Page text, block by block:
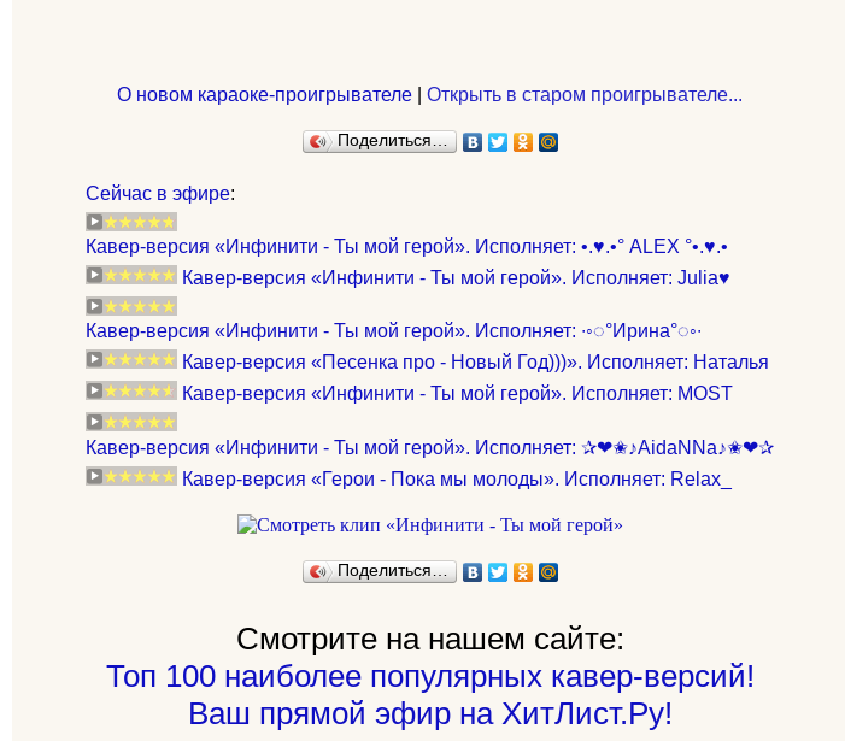
О новом караоке-проигрывателе |Открыть в старом проигрывателе...
Поделиться…
Сейчас в эфире:
Кавер-версия «Инфинити - Ты мой герой». Исполняет: •.♥.•° ALEX °•.♥.•
Кавер-версия «Инфинити - Ты мой герой». Исполняет: Julia♥
Кавер-версия «Инфинити - Ты мой герой». Исполняет: ∙◦◌°Ирина°◌◦∙
Кавер-версия «Песенка про - Новый Год)))». Исполняет: Наталья
Кавер-версия «Инфинити - Ты мой герой». Исполняет: MOST
Кавер-версия «Инфинити - Ты мой герой». Исполняет: ✰❤✬♪AidaNNa♪✬❤✰
Кавер-версия «Герои - Пока мы молоды». Исполняет: Relax_
Поделиться…
Смотрите на нашем сайте:
Топ 100 наиболее популярных кавер-версий!
Ваш прямой эфир на ХитЛист.Ру!